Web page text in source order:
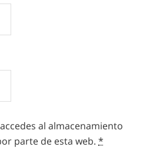
al almacenamiento
parte de esta web. *